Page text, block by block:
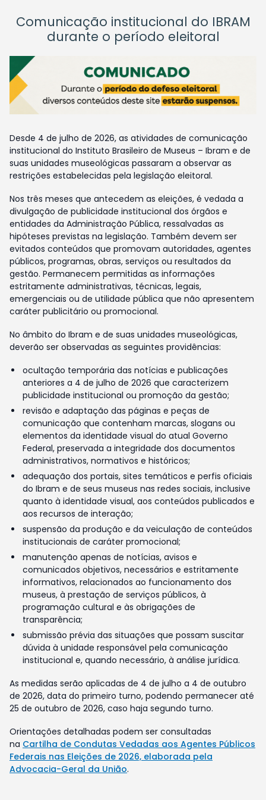
Comunicação institucional do IBRAM
durante o período eleitoral
Desde 4 de julho de 2026, as atividades de comunicação
institucional do Instituto Brasileiro de Museus – Ibram e de
suas unidades museológicas passaram a observar as
restrições estabelecidas pela legislação eleitoral.
Nos três meses que antecedem as eleições, é vedada a
divulgação de publicidade institucional dos órgãos e
entidades da Administração Pública, ressalvadas as
hipóteses previstas na legislação. Também devem ser
evitados conteúdos que promovam autoridades, agentes
públicos, programas, obras, serviços ou resultados da
gestão. Permanecem permitidas as informações
estritamente administrativas, técnicas, legais,
emergenciais ou de utilidade pública que não apresentem
caráter publicitário ou promocional.
No âmbito do Ibram e de suas unidades museológicas,
deverão ser observadas as seguintes providências:
ocultação temporária das notícias e publicações
anteriores a 4 de julho de 2026 que caracterizem
publicidade institucional ou promoção da gestão;
revisão e adaptação das páginas e peças de
comunicação que contenham marcas, slogans ou
elementos da identidade visual do atual Governo
Federal, preservada a integridade dos documentos
administrativos, normativos e históricos;
adequação dos portais, sites temáticos e perfis oficiais
do Ibram e de seus museus nas redes sociais, inclusive
quanto à identidade visual, aos conteúdos publicados e
aos recursos de interação;
suspensão da produção e da veiculação de conteúdos
institucionais de caráter promocional;
manutenção apenas de notícias, avisos e
comunicados objetivos, necessários e estritamente
informativos, relacionados ao funcionamento dos
museus, à prestação de serviços públicos, à
programação cultural e às obrigações de
transparência;
submissão prévia das situações que possam suscitar
dúvida à unidade responsável pela comunicação
institucional e, quando necessário, à análise jurídica.
As medidas serão aplicadas de 4 de julho a 4 de outubro
de 2026, data do primeiro turno, podendo permanecer até
25 de outubro de 2026, caso haja segundo turno.
Orientações detalhadas podem ser consultadas
na Cartilha de Condutas Vedadas aos Agentes Públicos
Federais nas Eleições de 2026, elaborada pela
Advocacia-Geral da União.